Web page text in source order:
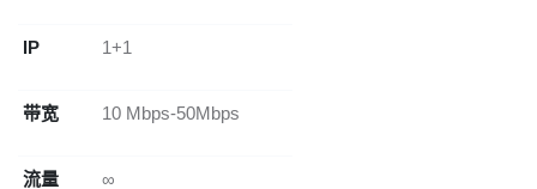
IP 1+1
带宽 10 Mbps-50Mbps
流量 ∞